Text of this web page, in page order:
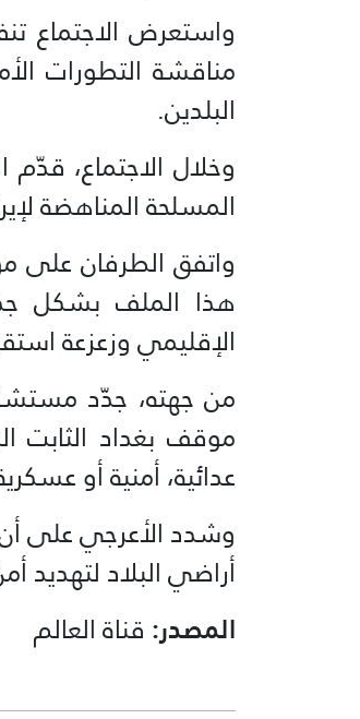
واستعرض الاجتماع
مناقشة التطورات
البلدين.
وخلال الاجتماع،
المسلحة المناهضة
واتفق الطرفان على
هذا الملف بشكل
الإقليمي وزعزعة
من جهته، جدّد
موقف بغداد الثابت
عدائية، أمنية أو
وشدد الأعرجي على أن
أراضي البلاد لتهديد
المصدر: قناة العالم